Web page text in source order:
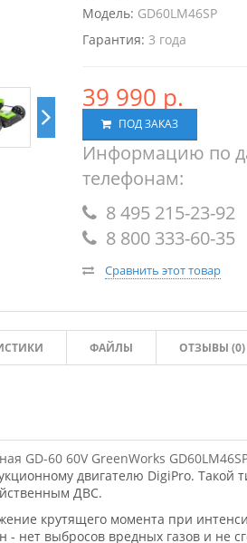
Модель: GD60LM46SP
Гарантия: 3 года
39 990 р.
ПОД ЗАКАЗ
Информацию по
телефонам:
8 495 215-23-92
8 800 333-60-35
Сравнить этот товар
ФАЙЛЫ ОТЗЫВЫ (0)
GD-60 60V GreenWorks
двигателю DigiPro. Такой
ДВС.
крутящего момента при
- нет выбросов вредных газов и не